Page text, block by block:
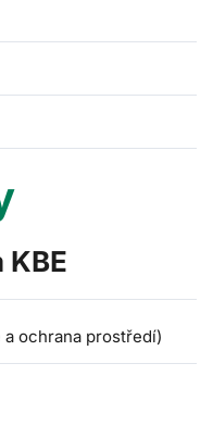
a ochrana prostředí)